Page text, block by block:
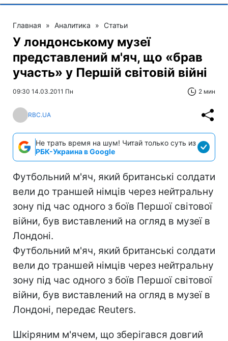
Главная » Аналитика » Статьи
У лондонському музеї
представлений м'яч, що «брав
участь» у Першій світовій війні
09:30 14.03.2011 Пн 2 мин
RBC.UA
Не трать время на шум! Читай только суть из
РБК-Украина в Google
Футбольний м'яч, який британські солдати
вели до траншей німців через нейтральну
зону під час одного з боїв Першої світової
війни, був виставлений на огляд в музеї в
Лондоні.
Футбольний м'яч, який британські солдати
вели до траншей німців через нейтральну
зону під час одного з боїв Першої світової
війни, був виставлений на огляд в музеї в
Лондоні, передає Reuters.
Шкіряним м'ячем, що зберігався довгий